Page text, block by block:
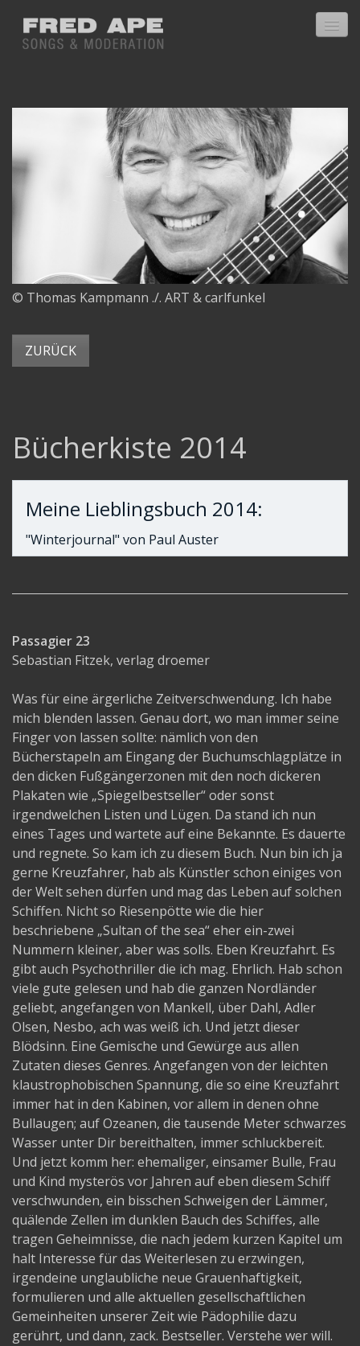
Presse
Bücherkiste 2006
Bücherkiste 2007
Bücherkiste 2010
Bücherkiste 2012
Bücherkiste 2014
Bücherkiste 2017
Bücherkiste 2018
Bücherkiste 2019
© Thomas Kampmann ./. ART & carlfunkel
ZURÜCK
Bücherkiste 2014
Meine Lieblingsbuch 2014:
"Winterjournal" von Paul Auster
Passagier 23
Sebastian Fitzek, verlag droemer
Was für eine ärgerliche Zeitverschwendung. Ich habe
mich blenden lassen. Genau dort, wo man immer seine
Finger von lassen sollte: nämlich von den
Bücherstapeln am Eingang der Buchumschlagplätze in
den dicken Fußgängerzonen mit den noch dickeren
Plakaten wie „Spiegelbestseller“ oder sonst
irgendwelchen Listen und Lügen. Da stand ich nun
eines Tages und wartete auf eine Bekannte. Es dauerte
und regnete. So kam ich zu diesem Buch. Nun bin ich ja
gerne Kreuzfahrer, hab als Künstler schon einiges von
der Welt sehen dürfen und mag das Leben auf solchen
Schiffen. Nicht so Riesenpötte wie die hier
beschriebene „Sultan of the sea“ eher ein-zwei
Nummern kleiner, aber was solls. Eben Kreuzfahrt. Es
gibt auch Psychothriller die ich mag. Ehrlich. Hab schon
viele gute gelesen und hab die ganzen Nordländer
geliebt, angefangen von Mankell, über Dahl, Adler
Olsen, Nesbo, ach was weiß ich. Und jetzt dieser
Blödsinn. Eine Gemische und Gewürge aus allen
Zutaten dieses Genres. Angefangen von der leichten
klaustrophobischen Spannung, die so eine Kreuzfahrt
immer hat in den Kabinen, vor allem in denen ohne
Bullaugen; auf Ozeanen, die tausende Meter schwarzes
Wasser unter Dir bereithalten, immer schluckbereit.
Und jetzt komm her: ehemaliger, einsamer Bulle, Frau
und Kind mysterös vor Jahren auf eben diesem Schiff
verschwunden, ein bisschen Schweigen der Lämmer,
quälende Zellen im dunklen Bauch des Schiffes, alle
tragen Geheimnisse, die nach jedem kurzen Kapitel um
halt Interesse für das Weiterlesen zu erzwingen,
irgendeine unglaubliche neue Grauenhaftigkeit,
formulieren und alle aktuellen gesellschaftlichen
Gemeinheiten unserer Zeit wie Pädophilie dazu
gerührt, und dann, zack. Bestseller. Verstehe wer will.